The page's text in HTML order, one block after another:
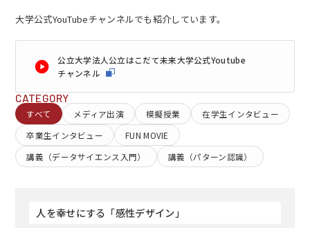
EN アクセス お問合せ
大学公式YouTubeチャンネルでも紹介しています。
公立大学法人公立はこだて未来大学公式Youtube
チャンネル
CATEGORY
すべて メディア出演 模擬授業
在学生インタビュー
卒業生インタビュー
FUN MOVIE
講義（データサイエンス入門）
講義（パターン認識）
人を幸せにする「感性デザイン」